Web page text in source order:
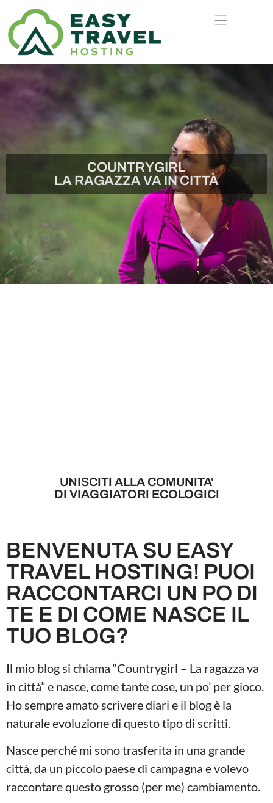
COUNTRYGIRL
LA RAGAZZA VA IN CITTÀ
UNISCITI ALLA COMUNITA'
DI VIAGGIATORI ECOLOGICI
BENVENUTA SU EASY
TRAVEL HOSTING! PUOI
RACCONTARCI UN PO DI
TE E DI COME NASCE IL
TUO BLOG?
Il mio blog si chiama “Countrygirl – La ragazza va
in città” e nasce, come tante cose, un po’ per gioco.
Ho sempre amato scrivere diari e il blog è la
naturale evoluzione di questo tipo di scritti.
Nasce perché mi sono trasferita in una grande
città, da un piccolo paese di campagna e volevo
raccontare questo grosso (per me) cambiamento.